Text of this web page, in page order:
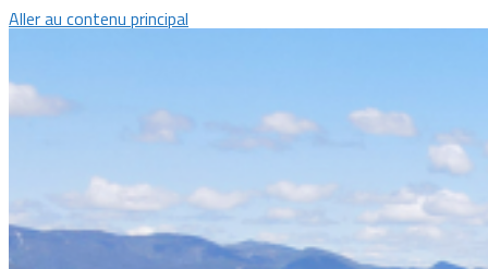
Aller au contenu principal